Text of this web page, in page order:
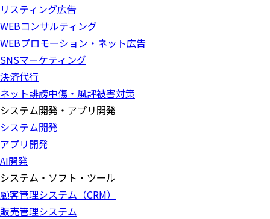
リスティング広告
WEBコンサルティング
WEBプロモーション・ネット広告
SNSマーケティング
決済代行
ネット誹謗中傷・風評被害対策
システム開発・アプリ開発
システム開発
アプリ開発
AI開発
システム・ソフト・ツール
顧客管理システム（CRM）
販売管理システム